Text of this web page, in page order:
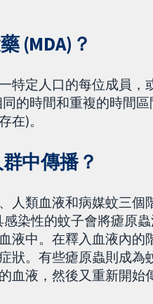
(MDA)？
特定人口的每位成員，
的時間和重複的時間
在)。
中傳播？
人類血液和病媒蚊三個
染性的蚊子會將瘧原
液中。在釋入血液內
狀。有些瘧原蟲則成
血液，然後又重新開始